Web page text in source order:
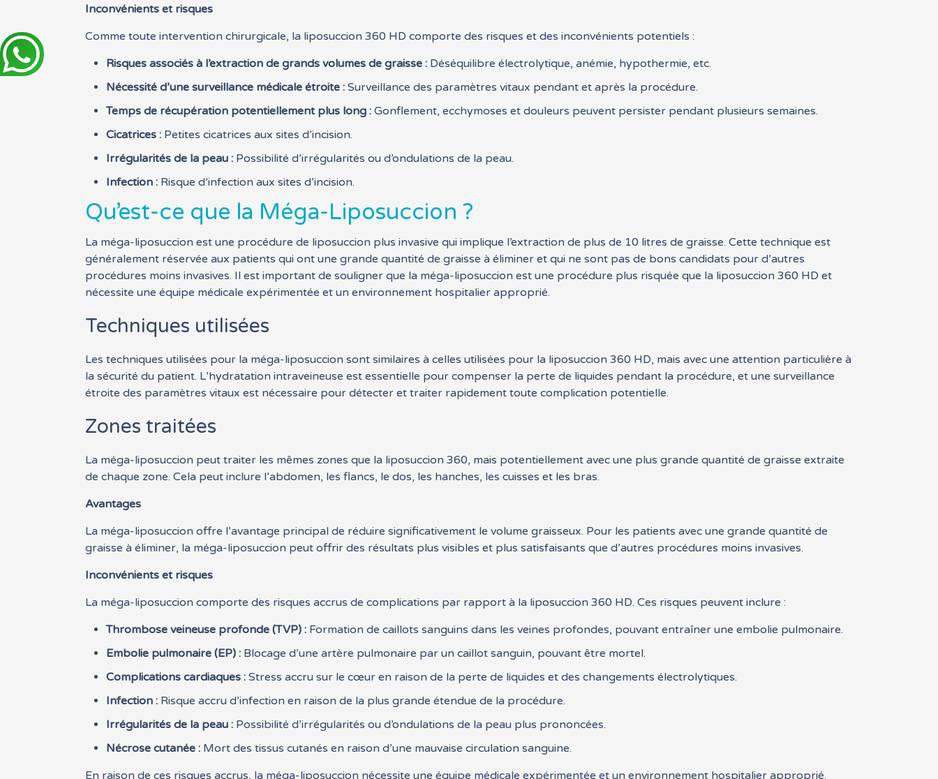
Inconvénients et risques
Comme toute intervention chirurgicale, la liposuccion 360 HD comporte des risques et des inconvénients potentiels :
Risques associés à l’extraction de grands volumes de graisse : Déséquilibre électrolytique, anémie, hypothermie, etc.
Nécessité d’une surveillance médicale étroite : Surveillance des paramètres vitaux pendant et après la procédure.
Temps de récupération potentiellement plus long : Gonflement, ecchymoses et douleurs peuvent persister pendant plusieurs semaines.
Cicatrices : Petites cicatrices aux sites d’incision.
Irrégularités de la peau : Possibilité d’irrégularités ou d’ondulations de la peau.
Infection : Risque d’infection aux sites d’incision.
Qu’est-ce que la Méga-Liposuccion ?
La méga-liposuccion est une procédure de liposuccion plus invasive qui implique l’extraction de plus de 10 litres de graisse. Cette technique est
généralement réservée aux patients qui ont une grande quantité de graisse à éliminer et qui ne sont pas de bons candidats pour d’autres
procédures moins invasives. Il est important de souligner que la méga-liposuccion est une procédure plus risquée que la liposuccion 360 HD et
nécessite une équipe médicale expérimentée et un environnement hospitalier approprié.
Techniques utilisées
Les techniques utilisées pour la méga-liposuccion sont similaires à celles utilisées pour la liposuccion 360 HD, mais avec une attention particulière à
la sécurité du patient. L’hydratation intraveineuse est essentielle pour compenser la perte de liquides pendant la procédure, et une surveillance
étroite des paramètres vitaux est nécessaire pour détecter et traiter rapidement toute complication potentielle.
Zones traitées
La méga-liposuccion peut traiter les mêmes zones que la liposuccion 360, mais potentiellement avec une plus grande quantité de graisse extraite
de chaque zone. Cela peut inclure l’abdomen, les flancs, le dos, les hanches, les cuisses et les bras.
Avantages
La méga-liposuccion offre l’avantage principal de réduire significativement le volume graisseux. Pour les patients avec une grande quantité de
graisse à éliminer, la méga-liposuccion peut offrir des résultats plus visibles et plus satisfaisants que d’autres procédures moins invasives.
Inconvénients et risques
La méga-liposuccion comporte des risques accrus de complications par rapport à la liposuccion 360 HD. Ces risques peuvent inclure :
Thrombose veineuse profonde (TVP) : Formation de caillots sanguins dans les veines profondes, pouvant entraîner une embolie pulmonaire.
Embolie pulmonaire (EP) : Blocage d’une artère pulmonaire par un caillot sanguin, pouvant être mortel.
Complications cardiaques : Stress accru sur le cœur en raison de la perte de liquides et des changements électrolytiques.
Infection : Risque accru d’infection en raison de la plus grande étendue de la procédure.
Irrégularités de la peau : Possibilité d’irrégularités ou d’ondulations de la peau plus prononcées.
Nécrose cutanée : Mort des tissus cutanés en raison d’une mauvaise circulation sanguine.
En raison de ces risques accrus, la méga-liposuccion nécessite une équipe médicale expérimentée et un environnement hospitalier approprié.